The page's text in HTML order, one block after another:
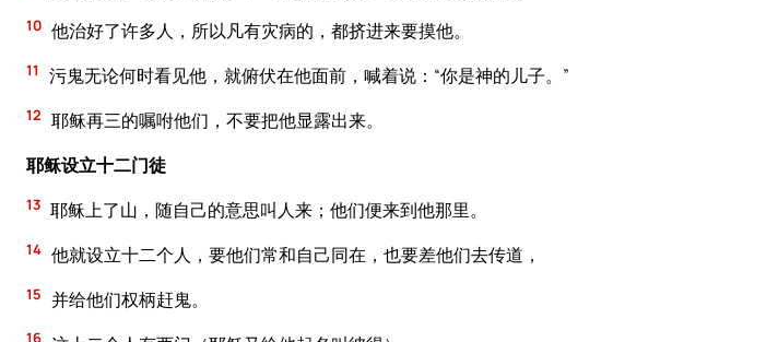
10 他治好了许多人，所以凡有灾病的，都挤进来要摸他。
11 污鬼无论何时看见他，就俯伏在他面前，喊着说：“你是神的儿子。”
12 耶稣再三的嘱咐他们，不要把他显露出来。
耶稣设立十二门徒
13 耶稣上了山，随自己的意思叫人来；他们便来到他那里。
14 他就设立十二个人，要他们常和自己同在，也要差他们去传道，
15 并给他们权柄赶鬼。